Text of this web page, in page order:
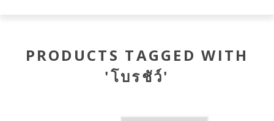
PRODUCTS TAGGED WITH
'โบรชัว์'